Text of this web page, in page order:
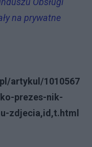
na prywatne
artykul/1010567
prezes-nik-
zdjecia,id,t.html